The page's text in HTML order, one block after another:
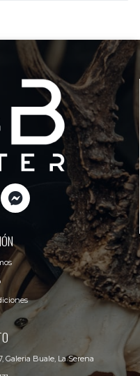
Galeria Buale, La Serena